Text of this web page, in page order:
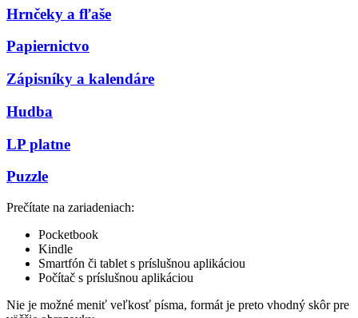
Hrnčeky a fľaše
Papiernictvo
Zápisníky a kalendáre
Hudba
LP platne
Puzzle
Prečítate na zariadeniach:
Pocketbook
Kindle
Smartfón či tablet s príslušnou aplikáciou
Počítač s príslušnou aplikáciou
Nie je možné meniť veľkosť písma, formát je preto vhodný skôr pre